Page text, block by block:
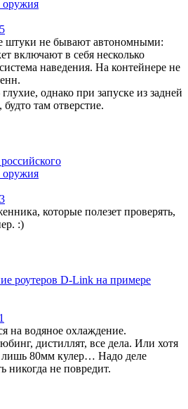
оружия
штуки не бывают автономными:
включают в себя несколько
наведения. На контейнере не
однако при запуске из задней
там отверстие.
оружия
которые полезет проверять,
:)
роутеров D-Link на примере
на водяное охлаждение.
дистиллят, все дела. Или хотя
лишь 80мм кулер… Надо деле
никогда не повредит.